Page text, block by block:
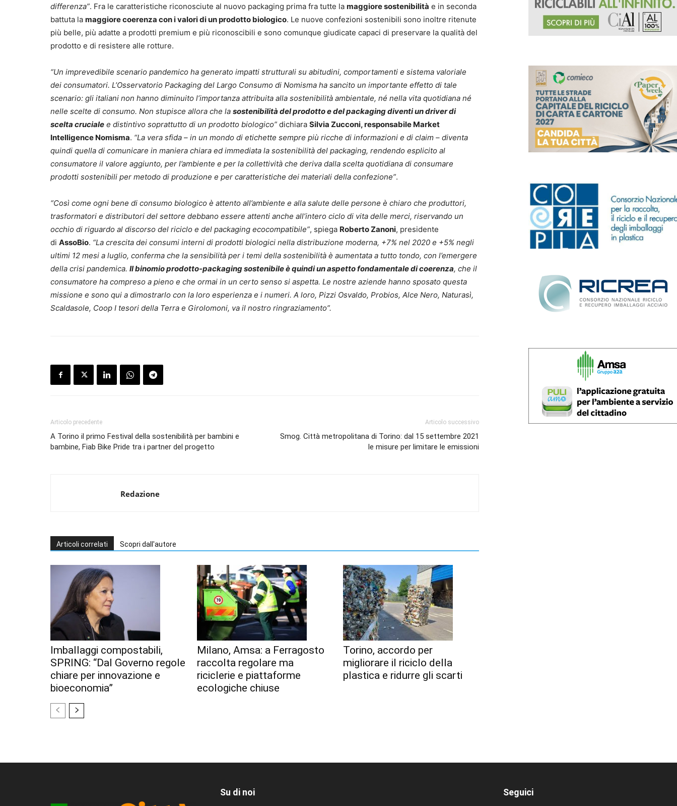
differenza”. Fra le caratteristiche riconosciute al nuovo packaging prima fra tutte la maggiore sostenibilità e in seconda
battuta la maggiore coerenza con i valori di un prodotto biologico. Le nuove confezioni sostenibili sono inoltre ritenute
più belle, più adatte a prodotti premium e più riconoscibili e sono comunque giudicate capaci di preservare la qualità del
prodotto e di resistere alle rotture.
“Un imprevedibile scenario pandemico ha generato impatti strutturali su abitudini, comportamenti e sistema valoriale
dei consumatori. L’Osservatorio Packaging del Largo Consumo di Nomisma ha sancito un importante effetto di tale
scenario: gli italiani non hanno diminuito l’importanza attribuita alla sostenibilità ambientale, né nella vita quotidiana né
nelle scelte di consumo. Non stupisce allora che la sostenibilità del prodotto e del packaging diventi un driver di
scelta cruciale e distintivo soprattutto di un prodotto biologico” dichiara Silvia Zucconi, responsabile Market
Intelligence Nomisma. “La vera sfida – in un mondo di etichette sempre più ricche di informazioni e di claim – diventa
quindi quella di comunicare in maniera chiara ed immediata la sostenibilità del packaging, rendendo esplicito al
consumatore il valore aggiunto, per l’ambiente e per la collettività che deriva dalla scelta quotidiana di consumare
prodotti sostenibili per metodo di produzione e per caratteristiche dei materiali della confezione”.
“Così come ogni bene di consumo biologico è attento all’ambiente e alla salute delle persone è chiaro che produttori,
trasformatori e distributori del settore debbano essere attenti anche all’intero ciclo di vita delle merci, riservando un
occhio di riguardo al discorso del riciclo e del packaging ecocompatibile”, spiega Roberto Zanoni, presidente
di AssoBio. “La crescita dei consumi interni di prodotti biologici nella distribuzione moderna, +7% nel 2020 e +5% negli
ultimi 12 mesi a luglio, conferma che la sensibilità per i temi della sostenibilità è aumentata a tutto tondo, con l’emergere
della crisi pandemica. Il binomio prodotto-packaging sostenibile è quindi un aspetto fondamentale di coerenza, che il
consumatore ha compreso a pieno e che ormai in un certo senso si aspetta. Le nostre aziende hanno sposato questa
missione e sono qui a dimostrarlo con la loro esperienza e i numeri. A loro, Pizzi Osvaldo, Probios, Alce Nero, Naturasì,
Scaldasole, Coop I tesori della Terra e Girolomoni, va il nostro ringraziamento”.
Articolo precedente
A Torino il primo Festival della sostenibilità per bambini e
bambine, Fiab Bike Pride tra i partner del progetto
Articolo successivo
Smog. Città metropolitana di Torino: dal 15 settembre 2021
le misure per limitare le emissioni
Redazione
Articoli correlati Scopri dall'autore
Imballaggi compostabili,
SPRING: “Dal Governo regole
chiare per innovazione e
bioeconomia”
Milano, Amsa: a Ferragosto
raccolta regolare ma
riciclerie e piattaforme
ecologiche chiuse
Torino, accordo per
migliorare il riciclo della
plastica e ridurre gli scarti
Su di noi Seguici